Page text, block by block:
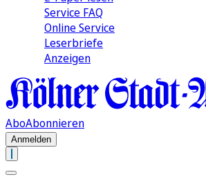
Service FAQ
Online Service
Leserbriefe
Anzeigen
AboAbonnieren
Anmelden